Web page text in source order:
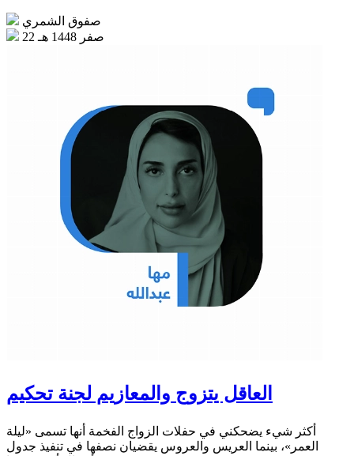
صفوق الشمري
22 صفر 1448 هـ
العاقل يتزوج والمعازيم لجنة تحكيم
أكثر شيء يضحكني في حفلات الزواج الفخمة أنها تسمى «ليلة
العمر»، بينما العريس والعروس يقضيان نصفها في تنفيذ جدول